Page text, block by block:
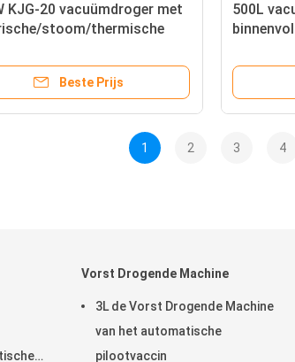
KJG-20 vacuümdroger met
stoom/thermische
Beste Prijs
500L
1 2 3 4
Vorst Drogende Machine
3L de Vorst Drogende Machine
van het automatische
pilootvaccin